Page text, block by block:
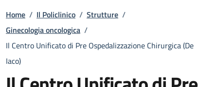
Briciole di pane
Home / Il Policlinico / Strutture /
Ginecologia oncologica /
Il Centro Unificato di Pre Ospedalizzazione Chirurgica (De
Iaco)